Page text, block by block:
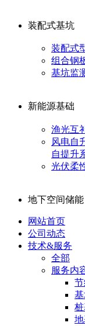
装配式基坑
装配式
组合钢
基坑监
新能源基础
渔光互
风电自
自提升
光伏柔
地下空间储能
网站首页
公司动态
技术&服务
全部
服务内